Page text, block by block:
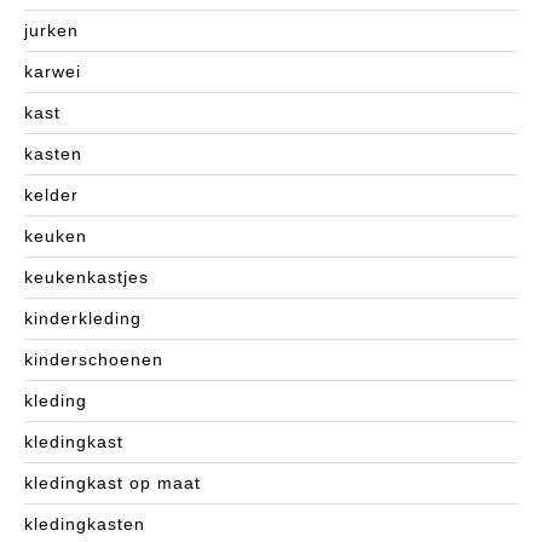
jurken
karwei
kast
kasten
kelder
keuken
keukenkastjes
kinderkleding
kinderschoenen
kleding
kledingkast
kledingkast op maat
kledingkasten